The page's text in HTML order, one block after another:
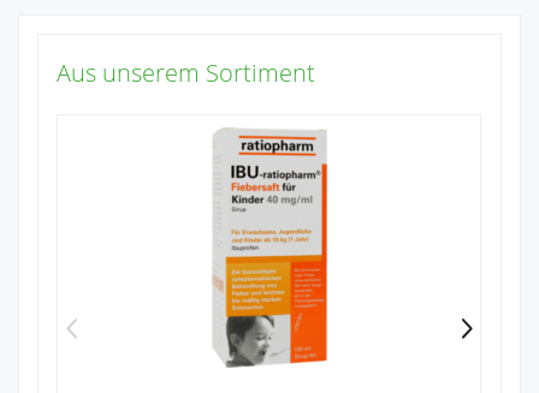
Aus unserem Sortiment